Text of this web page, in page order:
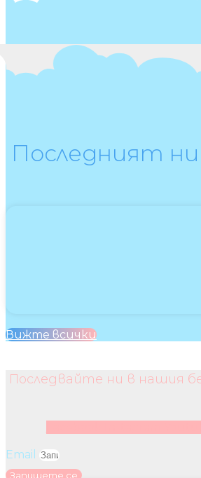
Последният
Вижте всички
Последвайте ни в нашия
Email
Запишете се